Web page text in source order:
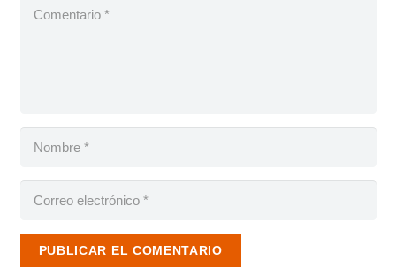
PUBLICAR EL COMENTARIO